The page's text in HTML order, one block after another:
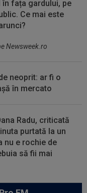
fața gardului, pe
Ce mai este
Newsweek.ro
neoprit: ar fi o
în mercato
Radu, criticată
purtată la un
nu e rochie de
să fii mai